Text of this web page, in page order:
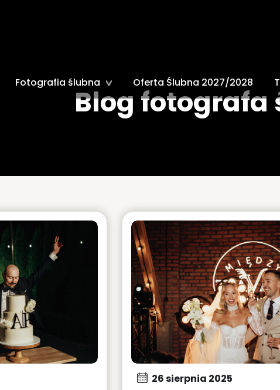
Fotografia ślubna Oferta Ślubna 2027/2028
Blog fotografa
26 sierpnia 2025